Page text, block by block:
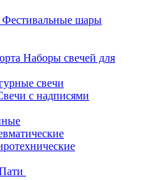
Фестивальные шары
Наборы свечей для
свечи
с надписями